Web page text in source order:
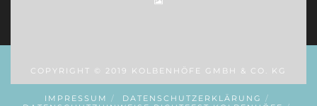
COPYRIGHT © 2019 KOLBENHÖFE GMBH & CO. KG
IMPRESSUM
DATENSCHUTZERKLÄRUNG